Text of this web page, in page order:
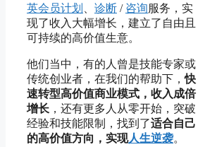
英会员计划
诊断 / 咨询服务，实
现了收入大幅增长，建立了自由且
可持续的高价值生意。
他们当中，有的人曾是技能专家或
传统创业者，在我们的帮助下，快
速转型高价值商业模式，收入成倍
增长 ，还有更多人从零开始，突破
经验和技能限制，找到了适合自己
的高价值方向，实现人生逆袭。